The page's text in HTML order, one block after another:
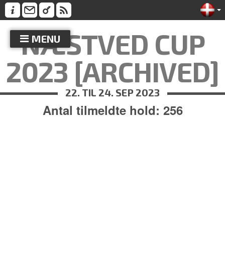
NÆSTVED CUP
2023 [ARCHIVED]
22. TIL 24. SEP 2023
Antal tilmeldte hold: 256
MENU